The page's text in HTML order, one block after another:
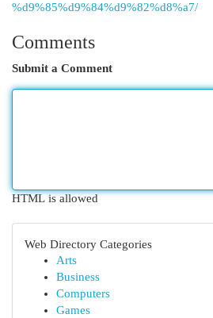
%d9%85%d9%84%d9%82%d8%a7/
Comments
Submit a Comment
HTML is allowed
Web Directory Categories
Arts
Business
Computers
Games